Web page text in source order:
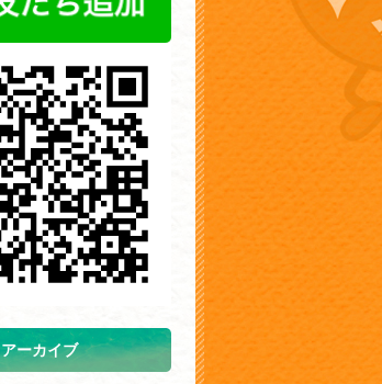
アーカイブ